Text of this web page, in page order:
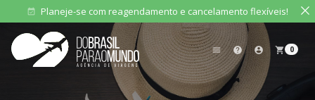
event_available Planeje-se com reagendamento e cancelamento flexíveis!
menu help account_circle shopping_cart 0